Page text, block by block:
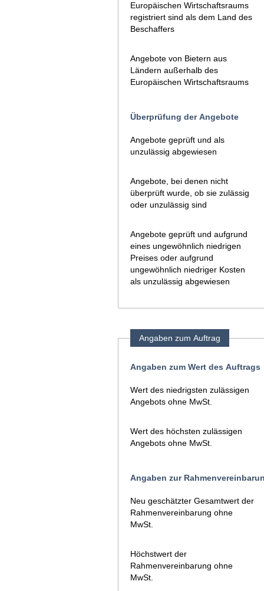
Europäischen Wirtschaftsraums
registriert sind als dem Land des
Beschaffers
Angebote von Bietern aus
Ländern außerhalb des
Europäischen Wirtschaftsraums
Überprüfung der Angebote
Angebote geprüft und als
unzulässig abgewiesen
Angebote, bei denen nicht
überprüft wurde, ob sie zulässig
oder unzulässig sind
Angebote geprüft und aufgrund
eines ungewöhnlich niedrigen
Preises oder aufgrund
ungewöhnlich niedriger Kosten
als unzulässig abgewiesen
Angaben zum Auftrag
Angaben zum Wert des Auftrags
Wert des niedrigsten zulässigen
Angebots ohne MwSt.
Wert des höchsten zulässigen
Angebots ohne MwSt.
Angaben zur
Neu geschätzter Gesamtwert der
Rahmenvereinbarung ohne
MwSt.
Höchstwert der
Rahmenvereinbarung ohne
MwSt.